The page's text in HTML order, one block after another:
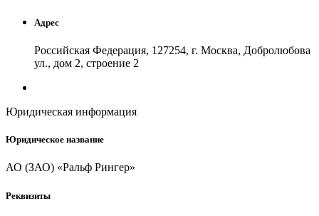
Адрес
Российская Федерация, 127254, г. Москва, Добролюбова
ул., дом 2, строение 2
Юридическая информация
Юридическое название
АО (ЗАО) «Ральф Рингер»
Реквизиты